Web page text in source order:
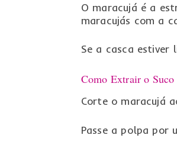
O maracujá é a
maracujás com a
Se a casca estiver
Como Extrair o
Corte o maracujá
Passe a polpa por